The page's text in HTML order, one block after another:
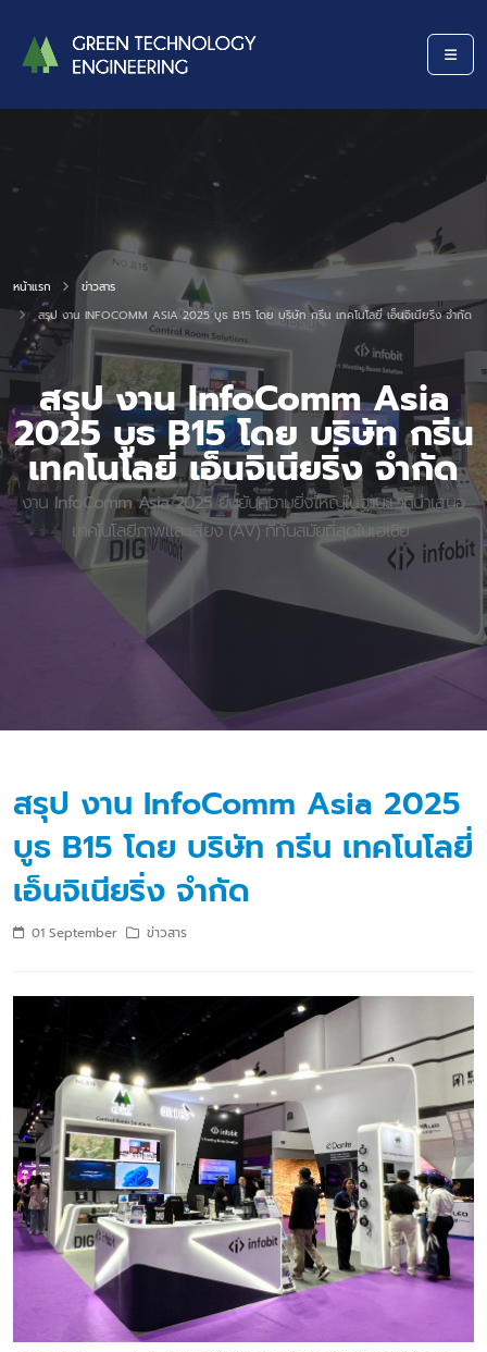
สรุป งาน InfoComm Asia
2025 บูธ B15 โดย บริษัท กรีน
เทคโนโลยี่ เอ็นจิเนียริ่ง จำกัด
งาน InfoComm Asia 2025ยืนยันความยิ่งใหญ่ในฐานะเวทีนำเสนอ
เทคโนโลยีภาพและเสียง (AV) ที่ทันสมัยที่สุดในเอเชีย
หน้าแรก
ข่าวสาร
สรุป งาน INFOCOMM ASIA 2025 บูธ B15 โดย บริษัท กรีน เทคโนโลยี่ เอ็นจิเนียริ่ง จำกัด
สรุป งาน InfoComm Asia 2025
บูธ B15 โดย บริษัท กรีน เทคโนโลยี่
เอ็นจิเนียริ่ง จำกัด
01 September ข่าวสาร